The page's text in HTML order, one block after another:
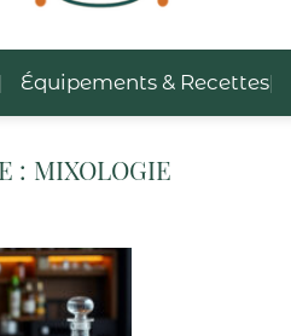
Équipements & Recettes
MIXOLOGIE